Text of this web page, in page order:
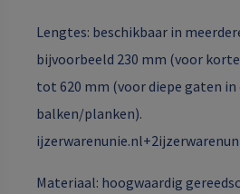
Lengtes: beschikbaar in
bijvoorbeeld 230 mm (voor
tot 620 mm (voor diepe gaten in
balken/planken).
Materiaal: hoogwaardig